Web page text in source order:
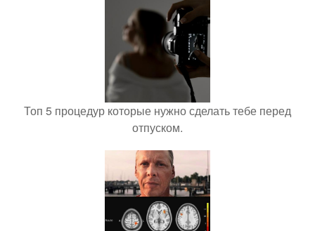
Топ 5 процедур которые нужно сделать тебе перед
отпуском.